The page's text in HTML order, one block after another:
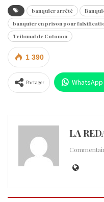
banquier arrêté
banquier en prison pour
Tribunal de Cotonou
1 390
Partager WhatsApp
LA